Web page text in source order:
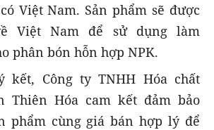
Việt Nam. Sản phẩm sẽ được
Việt Nam để sử dụng làm
phân bón hỗn hợp NPK.
kết, Công ty TNHH Hóa chất
Thiên Hóa cam kết đảm bảo
phẩm cùng giá bán hợp lý để